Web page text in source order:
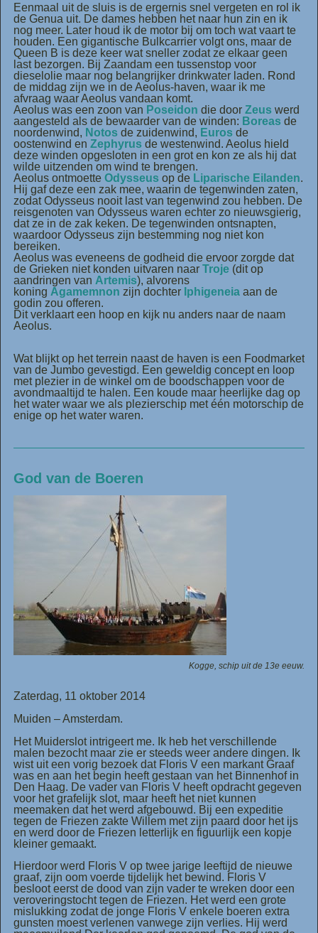
Eenmaal uit de sluis is de ergernis snel vergeten en rol ik
de Genua uit. De dames hebben het naar hun zin en ik
nog meer. Later houd ik de motor bij om toch wat vaart te
houden. Een gigantische Bulkcarrier volgt ons, maar de
Queen B is deze keer wat sneller zodat ze elkaar geen
last bezorgen. Bij Zaandam een tussenstop voor
dieselolie maar nog belangrijker drinkwater laden. Rond
de middag zijn we in de Aeolus-haven, waar ik me
afvraag waar Aeolus vandaan komt.
Aeolus was een zoon van Poseidon die door Zeus werd
aangesteld als de bewaarder van de winden: Boreas de
noordenwind, Notos de zuidenwind, Euros de
oostenwind en Zephyrus de westenwind. Aeolus hield
deze winden opgesloten in een grot en kon ze als hij dat
wilde uitzenden om wind te brengen.
Aeolus ontmoette Odysseus op de Liparische Eilanden.
Hij gaf deze een zak mee, waarin de tegenwinden zaten,
zodat Odysseus nooit last van tegenwind zou hebben. De
reisgenoten van Odysseus waren echter zo nieuwsgierig,
dat ze in de zak keken. De tegenwinden ontsnapten,
waardoor Odysseus zijn bestemming nog niet kon
bereiken.
Aeolus was eveneens de godheid die ervoor zorgde dat
de Grieken niet konden uitvaren naar Troje(dit op
aandringen van Artemis), alvorens
koning Agamemnon zijn dochter Iphigeneiaaan de
godin zou offeren.
Dit verklaart een hoop en kijk nu anders naar de naam
Aeolus.
Wat blijkt op het terrein naast de haven is een Foodmarket
van de Jumbo gevestigd. Een geweldig concept en loop
met plezier in de winkel om de boodschappen voor de
avondmaaltijd te halen. Een koude maar heerlijke dag op
het water waar we als plezierschip met één motorschip de
enige op het water waren.
God van de Boeren
Kogge, schip uit de 13e eeuw.
Zaterdag, 11 oktober 2014
Muiden – Amsterdam.
Het Muiderslot intrigeert me. Ik heb het verschillende
malen bezocht maar zie er steeds weer andere dingen. Ik
wist uit een vorig bezoek dat Floris V een markant Graaf
was en aan het begin heeft gestaan van het Binnenhof in
Den Haag. De vader van Floris V heeft opdracht gegeven
voor het grafelijk slot, maar heeft het niet kunnen
meemaken dat het werd afgebouwd. Bij een expeditie
tegen de Friezen zakte Willem met zijn paard door het ijs
en werd door de Friezen letterlijk en figuurlijk een kopje
kleiner gemaakt.
Hierdoor werd Floris V op twee jarige leeftijd de nieuwe
graaf, zijn oom voerde tijdelijk het bewind. Floris V
besloot eerst de dood van zijn vader te wreken door een
veroveringstocht tegen de Friezen. Het werd een grote
mislukking zodat de jonge Floris V enkele boeren extra
gunsten moest verlenen vanwege zijn verlies. Hij werd